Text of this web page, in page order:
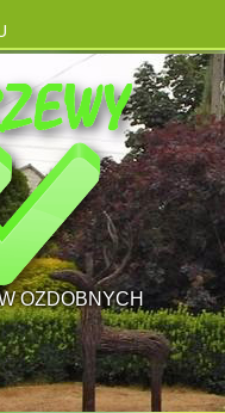
OZDOBNYCH